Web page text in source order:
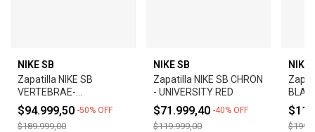
NIKE SB
Zapatilla NIKE SB
VERTEBRAE-
ADOBE/EARTH/NOBLE
RED/MELON TINT
$94.999,50 -50% OFF
$189.999,00
NIKE SB
Zapatilla NIKE SB CHRON
- UNIVERSITY RED
$71.999,40 -40% OFF
$119.999,00
NIKE